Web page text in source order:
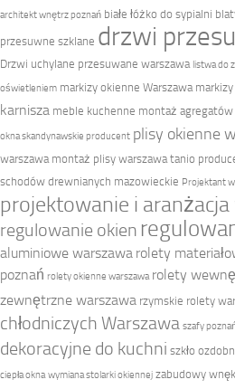
architekt wnętrz poznań białe łóżko do sypialni
przesuwne szklane drzwi
Drzwi uchylane przesuwane warszawa listwa do
oświetleniem markizy okienne Warszawa
karnisza meble kuchenne montaż agregatów
okna skandynawskie producent plisy okienne
warszawa montaż plisy warszawa tanio
schodów drewnianych mazowieckie Projektant
projektowanie i
regulowanie okien
aluminiowe warszawa rolety
poznań rolety okienne warszawa rolety
zewnętrzne warszawa rzymskie rolety
chłodniczych Warszawa szafy
dekoracyjne do kuchni szkło
ciepła okna wymiana stolarki okiennej zabudowy